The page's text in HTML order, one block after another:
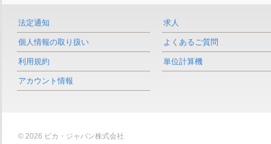
法定通知
個人情報の取り扱い
利用規約
アカウント情報
求人
よくあるご質問
単位計算機
© 2026 ビカ・ジャパン株式会社